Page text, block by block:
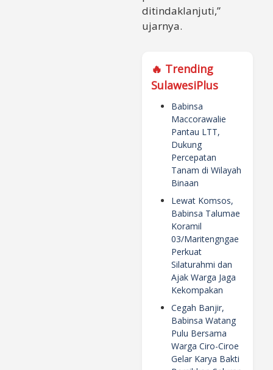
ditindaklanjuti,”
ujarnya.
🔥 Trending
SulawesiPlus
Babinsa
Maccorawalie
Pantau LTT,
Dukung
Percepatan
Tanam di Wilayah
Binaan
Lewat Komsos,
Babinsa Talumae
Koramil
03/Maritengngae
Perkuat
Silaturahmi dan
Ajak Warga Jaga
Kekompakan
Cegah Banjir,
Babinsa Watang
Pulu Bersama
Warga Ciro-Ciroe
Gelar Karya Bakti